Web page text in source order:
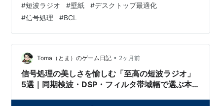
ジオの信号処理に魅了されてきました。その視点から、
壁紙デザインと短波ラジオの“技術美”を両立させる方法を
まとめています。 この記事でわかること 右側主役構図で
短波ラジオを美しく見せる方法 PC画面比率（16:9 /
16:10 / 21:9）ごとの最適化 壁紙に向く短波ラジオのデザ
イン要素 壁…
#短波ラジオ #壁紙 #デスクトップ最適化
#信号処理 #BCL
Toma（とま）のゲーム日記 • 2ヶ月前
信号処理の美しさを愉しむ「至高の短波ラジオ」
5選｜同期検波・DSP・フィルタ帯域幅で選ぶ本